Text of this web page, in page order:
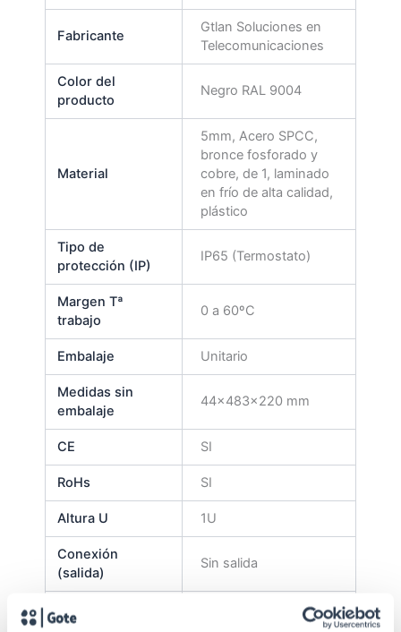
Fabricante
Gtlan Soluciones en
Telecomunicaciones
Color del
producto
Negro RAL 9004
Material
5mm, Acero SPCC,
bronce fosforado y
cobre, de 1, laminado
en frío de alta calidad,
plástico
Tipo de
protección (IP)
IP65 (Termostato)
Margen Tª
trabajo
0 a 60ºC
Embalaje Unitario
Medidas sin
embalaje
44x483x220 mm
CE SI
RoHs SI
Altura U 1U
Conexión
(salida)
Sin salida
Consumo POE